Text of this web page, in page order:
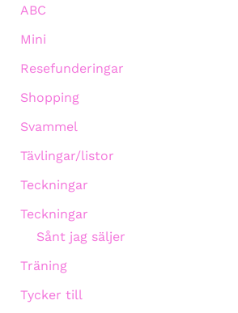
ABC
Mini
Resefunderingar
Shopping
Svammel
Tävlingar/listor
Teckningar
Teckningar
Sånt jag säljer
Träning
Tycker till